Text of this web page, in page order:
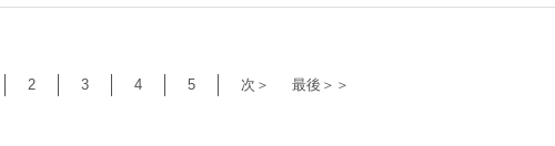
2 3 4 5 次＞ 最後＞＞